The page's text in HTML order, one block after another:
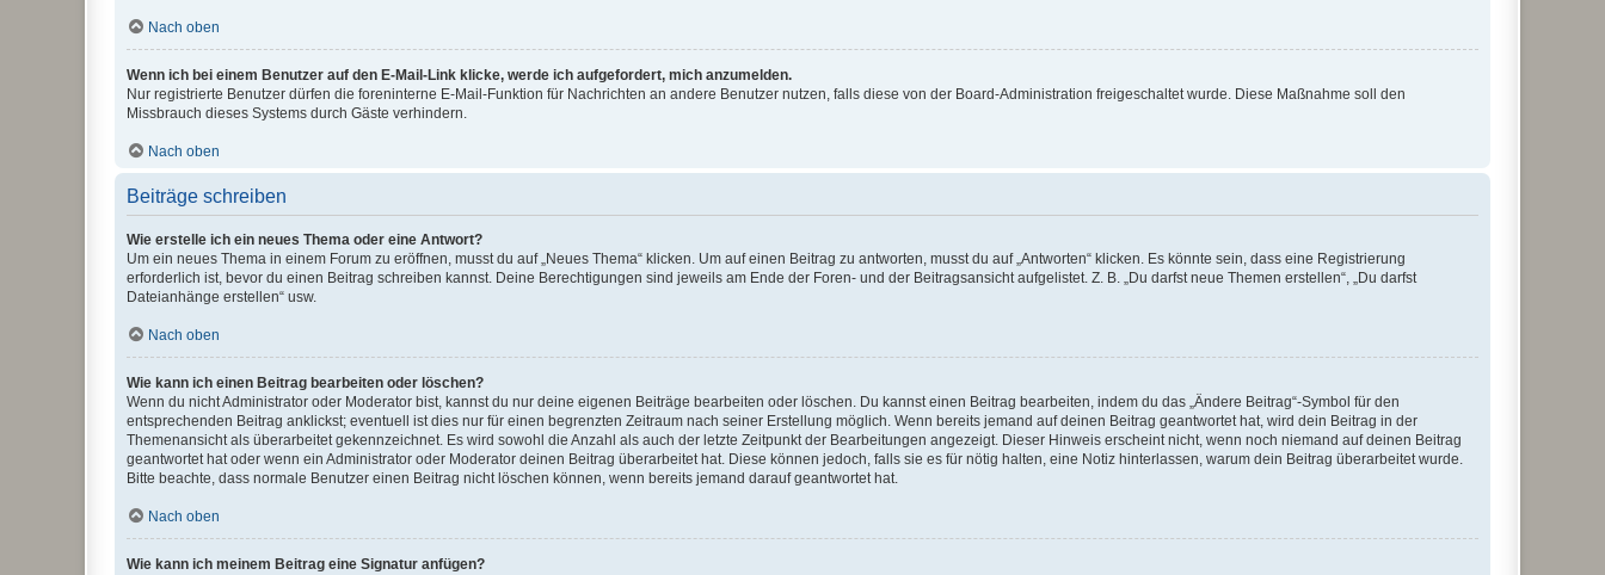
Nach oben
Wenn ich bei einem Benutzer auf den E-Mail-Link klicke, werde ich aufgefordert, mich anzumelden.
Nur registrierte Benutzer dürfen die foreninterne E-Mail-Funktion für Nachrichten an andere Benutzer nutzen, falls diese von der Board-Administration freigeschaltet wurde. Diese Maßnahme soll den
Missbrauch dieses Systems durch Gäste verhindern.
Nach oben
Beiträge schreiben
Wie erstelle ich ein neues Thema oder eine Antwort?
Um ein neues Thema in einem Forum zu eröffnen, musst du auf „Neues Thema“ klicken. Um auf einen Beitrag zu antworten, musst du auf „Antworten“ klicken. Es könnte sein, dass eine Registrierung
erforderlich ist, bevor du einen Beitrag schreiben kannst. Deine Berechtigungen sind jeweils am Ende der Foren- und der Beitragsansicht aufgelistet. Z. B. „Du darfst neue Themen erstellen“, „Du darfst
Dateianhänge erstellen“ usw.
Nach oben
Wie kann ich einen Beitrag bearbeiten oder löschen?
Wenn du nicht Administrator oder Moderator bist, kannst du nur deine eigenen Beiträge bearbeiten oder löschen. Du kannst einen Beitrag bearbeiten, indem du das „Ändere Beitrag“-Symbol für den
entsprechenden Beitrag anklickst; eventuell ist dies nur für einen begrenzten Zeitraum nach seiner Erstellung möglich. Wenn bereits jemand auf deinen Beitrag geantwortet hat, wird dein Beitrag in der
Themenansicht als überarbeitet gekennzeichnet. Es wird sowohl die Anzahl als auch der letzte Zeitpunkt der Bearbeitungen angezeigt. Dieser Hinweis erscheint nicht, wenn noch niemand auf deinen Beitrag
geantwortet hat oder wenn ein Administrator oder Moderator deinen Beitrag überarbeitet hat. Diese können jedoch, falls sie es für nötig halten, eine Notiz hinterlassen, warum dein Beitrag überarbeitet wurde.
Bitte beachte, dass normale Benutzer einen Beitrag nicht löschen können, wenn bereits jemand darauf geantwortet hat.
Nach oben
Wie kann ich meinem Beitrag eine Signatur anfügen?